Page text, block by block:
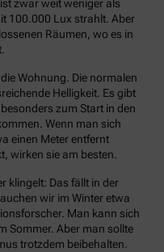
zwar weit weniger als
100.000 Lux strahlt. Aber
Räumen, wo es in
Wohnung. Die normalen
Helligkeit. Es gibt
zum Start in den
Wenn man sich
einen Meter entfernt
wirken sie am besten.
klingelt: Das fällt in der
wir im Winter etwa
Man kann sich
Sommer. Aber man sollte
trotzdem beibehalten.